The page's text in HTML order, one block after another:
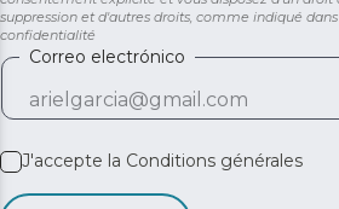
suppression et d'autres droits, comme indiqué
confidentialité
Correo electrónico
J'accepte la Conditions générales